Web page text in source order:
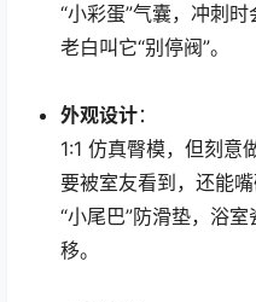
“小彩蛋”气囊，冲刺时
老白叫它“别停阀”。
外观设计：
1:1 仿真臀模，但刻
要被室友看到，还能
“小尾巴”防滑垫，浴
移。